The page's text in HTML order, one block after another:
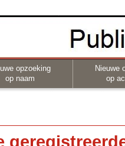
opzoeking
op naam
Nieuwe
op